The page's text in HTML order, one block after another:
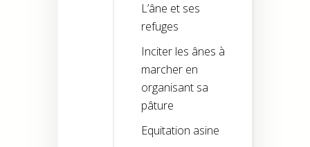
L’âne et ses
refuges
Inciter les ânes à
marcher en
organisant sa
pâture
Equitation asine